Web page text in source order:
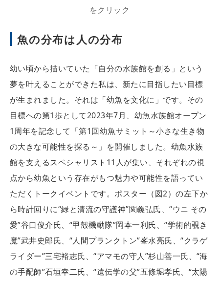
をクリック
魚の分布は人の分布
幼い頃から描いていた「自分の水族館を創る」という
夢を叶えることができた私は、新たに目指したい目標
が生まれました。それは「幼魚を文化に」です。その
目標への第1歩として2023年7月、幼魚水族館オープン
1周年を記念して「第1回幼魚サミット～小さな生き物
の大きな可能性を探る～」を開催しました。幼魚水族
館を支えるスペシャリスト11人が集い、それぞれの視
点から幼魚という存在がもつ魅力や可能性を語ってい
ただくトークイベントです。ポスター（図2）の左下か
ら時計回りに“緑と清流の守護神”関義弘氏、“ウニ その
愛”谷口俊介氏、“甲殻機動隊”岡本一利氏、“学術的覗き
魔”武井史郎氏、“人間プランクトン”峯水亮氏、“クラゲ
ライダー”三宅裕志氏、“アマモの守人”杉山善一氏、“海
の手配師”石垣幸二氏、“遺伝学の父”五條堀孝氏、“太陽